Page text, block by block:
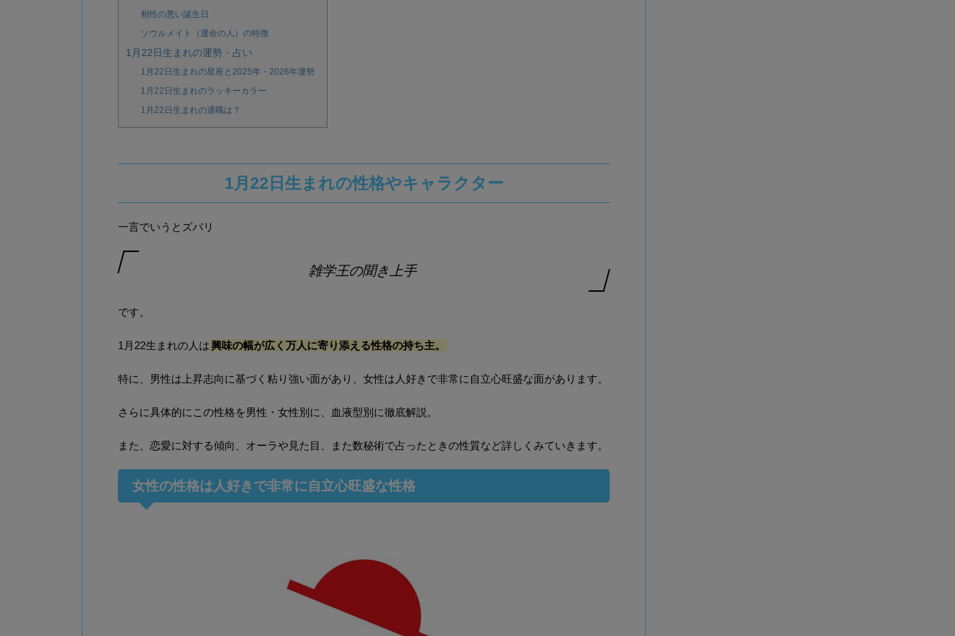
相性の悪い誕生日
ソウルメイト（運命の人）の特徴
1月22日生まれの運勢・占い
1月22日生まれの星座と2025年・2026年運勢
1月22日生まれのラッキーカラー
1月22日生まれの適職は？
1月22日生まれの性格やキャラクター
一言でいうとズバリ
雑学王の聞き上手
です。
1月22生まれの人は興味の幅が広く万人に寄り添える性格の持ち主。
特に、男性は上昇志向に基づく粘り強い面があり、女性は人好きで非常に自立心旺盛な面があります。
さらに具体的にこの性格を男性・女性別に、血液型別に徹底解説。
また、恋愛に対する傾向、オーラや見た目、また数秘術で占ったときの性質など詳しくみていきます。
女性の性格は人好きで非常に自立心旺盛な性格